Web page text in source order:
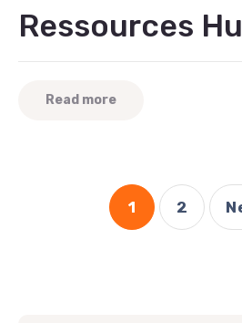
Ressources
Read more
1 2